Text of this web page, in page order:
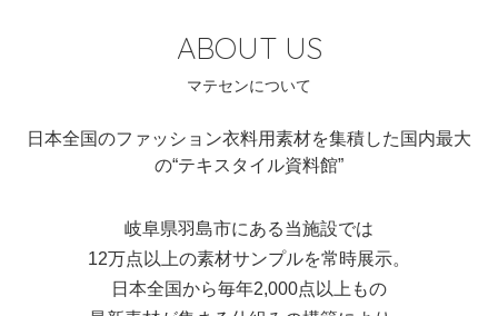
ABOUT US
日本全国のファッション衣料用素材を集積した国内最大
の“テキスタイル資料館”
岐阜県羽島市にある当施設では
12万点以上の素材サンプルを常時展示。
日本全国から毎年2,000点以上もの